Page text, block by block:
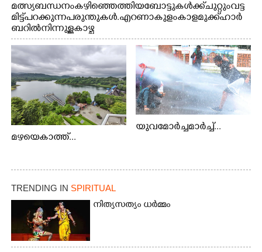
മത്സ്യബന്ധനം കഴിഞ്ഞെത്തിയ ബോട്ടുകൾക്ക് ചുറ്റും വട്ട
മിട്ട് പറക്കുന്ന പരുന്തുകൾ. എറണാകുളം കാളമുക്ക് ഹാർ
ബറിൽ നിന്നുള്ള കാഴ്ച
മഴയെകാത്ത്...
യുവമോർച്ചമാർച്ച്...
TRENDING IN SPIRITUAL
നിത്യസത്യം ധർമ്മം